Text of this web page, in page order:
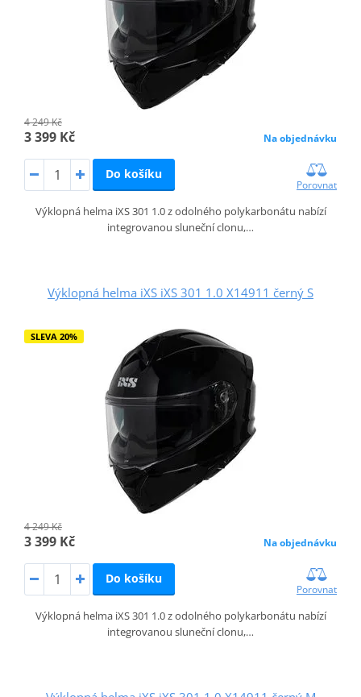
4 249 Kč
3 399 Kč Na objednávku
Do košíku
Porovnat
Výklopná helma iXS 301 1.0 z odolného polykarbonátu nabízí
integrovanou sluneční clonu,…
Výklopná helma iXS iXS 301 1.0 X14911 černý S
SLEVA 20%
4 249 Kč
3 399 Kč Na objednávku
Do košíku
Porovnat
Výklopná helma iXS 301 1.0 z odolného polykarbonátu nabízí
integrovanou sluneční clonu,…